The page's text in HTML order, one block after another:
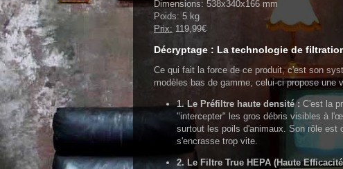
Dimensions: 538x340x166 mm
Poids: 5 kg
Prix: 119,99€
Décryptage : La technologie de
Ce qui fait la force de ce produit, c'est son
modèles bas de gamme, celui-ci propose une
1. Le Préfiltre haute densité : C'est la
"intercepter" les gros débris visibles à
surtout les poils d'animaux. Son rôle est
s'encrasse trop vite.
2. Le Filtre True HEPA (Haute